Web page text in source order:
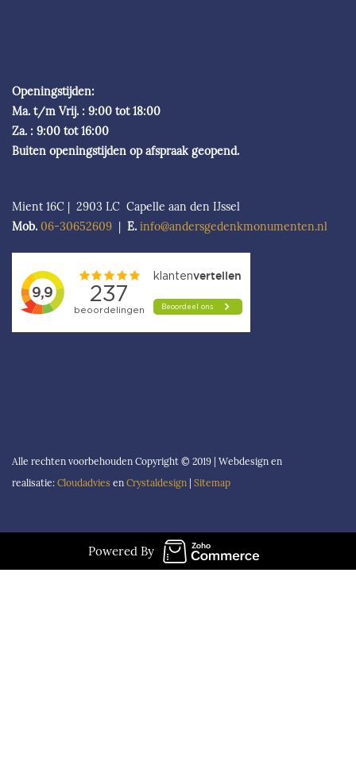
Openingstijden:
Ma. t/m Vrij. : 9:00 tot 18:00
Za. : 9:00 tot 16:00
Buiten openingstijden op afspraak geopend.
Mient 16C | 2903 LC Capelle aan den IJssel
Mob. 06-30652609 E. info@andersgedenkmonumenten.nl
Alle rechten voorbehouden Copyright © 2019 | Webdesign en
realisatie: Cloudadvies en Crystaldesign Sitemap
Powered By